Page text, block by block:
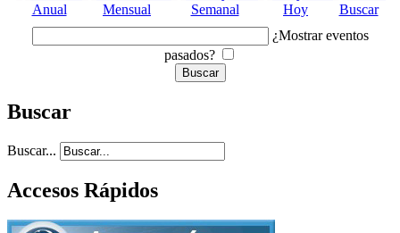
Anual Mensual Semanal Hoy
Buscar
¿Mostrar eventos
pasados?
Buscar
Buscar...
Accesos Rápidos